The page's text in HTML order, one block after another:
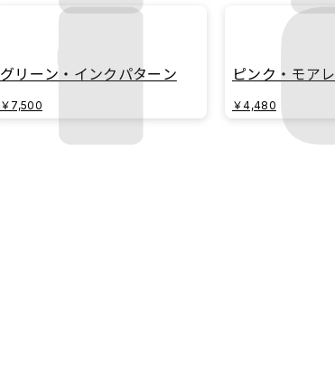
グリーン・インクパターン
￥7,500
ピンク・モアレ
￥4,480